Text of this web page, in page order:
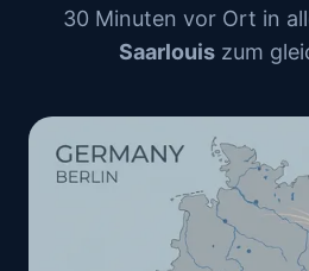
30 Minuten vor Ort in
Saarlouiszum